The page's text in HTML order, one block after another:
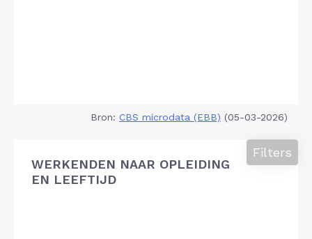
Bron: CBS microdata (EBB) (05-03-2026)
WERKENDEN NAAR OPLEIDING
EN LEEFTIJD
Filters